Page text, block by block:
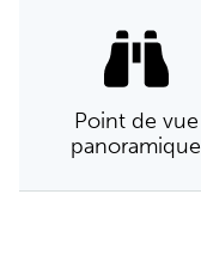
Point de vue
panoramique